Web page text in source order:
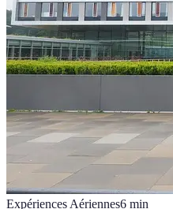
Expériences Aériennes6 min